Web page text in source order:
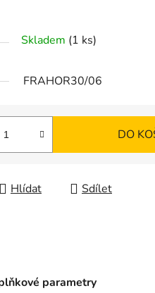
Skladem (1 ks)
FRAHOR30/06
DO
Hlídat Sdílet
parametry